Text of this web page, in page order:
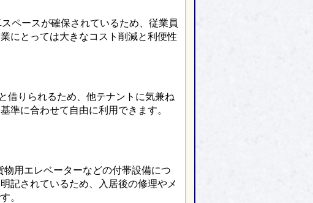
ペースが確保されているため、従業員
にとっては大きなコスト削減と利便性
借りられるため、他テナントに気兼ね
準に合わせて自由に利用できます。
用エレベーターなどの付帯設備につ
記されているため、入居後の修理やメ
。